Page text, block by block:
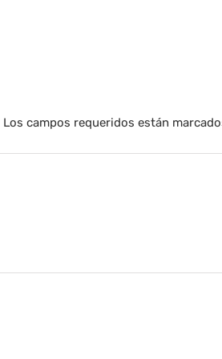
Los campos requeridos están